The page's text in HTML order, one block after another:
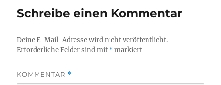
Schreibe einen Kommentar
Deine E-Mail-Adresse wird nicht veröffentlicht.
Erforderliche Felder sind mit *markiert
KOMMENTAR *